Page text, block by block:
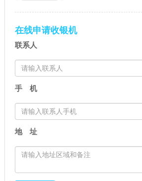
信息和资金的安全）
在线申请收银机
联系人
手 机
地 址